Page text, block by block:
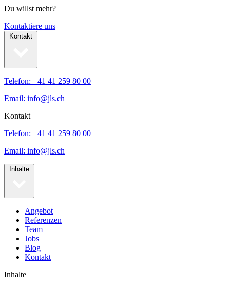
Du willst mehr?
Kontaktiere uns
Kontakt
Telefon: +41 41 259 80 00
Email: info@jls.ch
Kontakt
Telefon: +41 41 259 80 00
Email: info@jls.ch
Inhalte
Angebot
Referenzen
Team
Jobs
Blog
Kontakt
Inhalte